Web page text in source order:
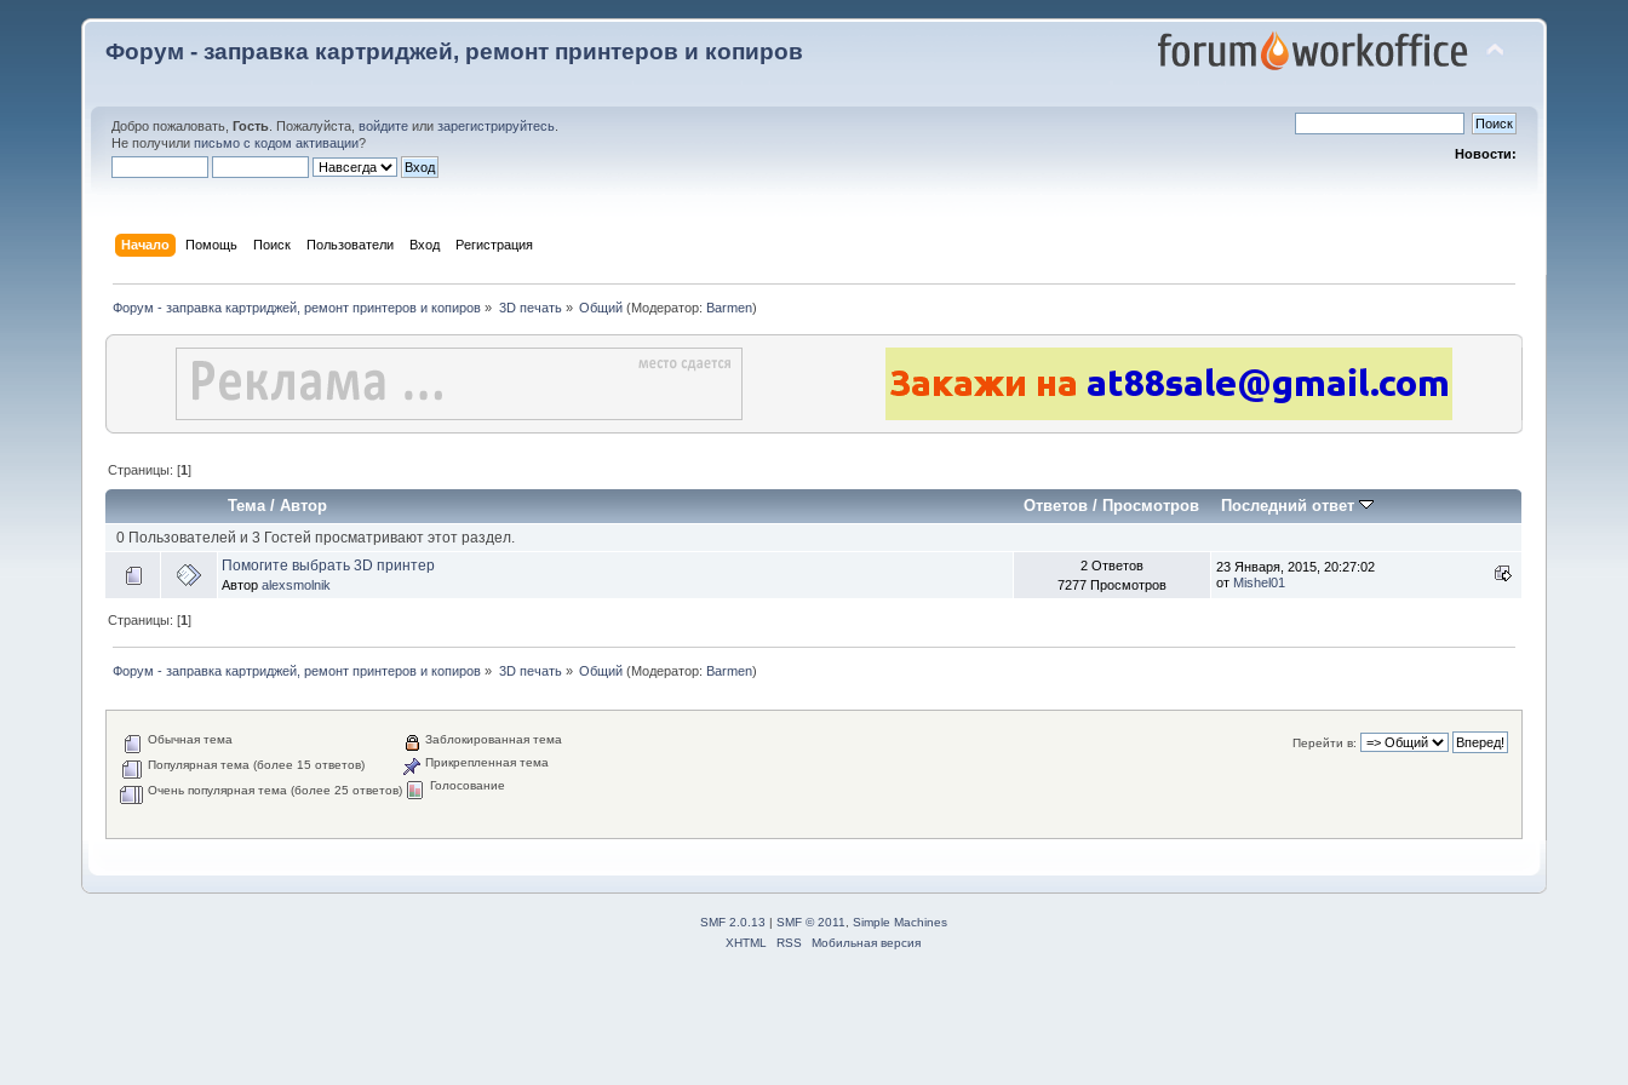
Форум - заправка картриджей, ремонт принтеров и копиров
Добро пожаловать,Гость . Пожалуйста,войдите илизарегистрируйтесь
Не получилиписьмо с кодом активации?
Новости:
Начало Помощь Поиск Пользователи Вход Регистрация
Форум - заправка картриджей, ремонт принтеров и копиров » 3D печать» Общий (Модератор: Barmen)
Страницы: [1]
Тема/Автор Ответов / Просмотров Последний ответ
0 Пользователей и 3 Гостей просматривают этот раздел.
Помогите выбрать 3D принтер
Авторalexsmolnik
2 Ответов
7277 Просмотров
23 Января, 2015, 20:27:02
от Mishel01
Страницы: [1]
Форум - заправка картриджей, ремонт принтеров и копиров » 3D печать» Общий (Модератор: Barmen)
Перейти в:
Обычная тема
Популярная тема (более 15 ответов)
Очень популярная тема (более 25 ответов)
Заблокированная тема
Прикрепленная тема
Голосование
SMF 2.0.13 | SMF © 2011
Simple Machines
XHTML
RSS Мобильная версия